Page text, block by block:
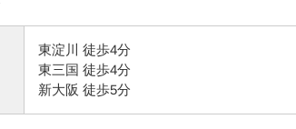
東淀川 徒歩4分
東三国 徒歩4分
新大阪 徒歩5分